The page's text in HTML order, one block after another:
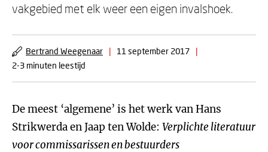
vakgebied met elk weer een eigen invalshoek.
Bertrand Weegenaar | 11 september 2017
|
2-3 minuten leestijd
De meest ‘algemene’ is het werk van Hans
Strikwerda en Jaap ten Wolde: Verplichte literatuur
voor commissarissen en bestuurders